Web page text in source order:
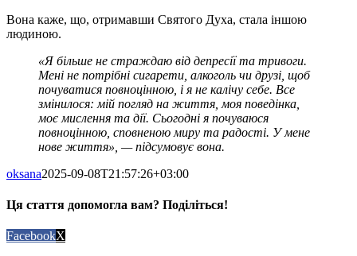
Вона каже, що, отримавши Святого Духа, стала іншою
людиною.
«Я більше не страждаю від депресії та тривоги.
Мені не потрібні сигарети, алкоголь чи друзі, щоб
почуватися повноцінною, і я не калічу себе. Все
змінилося: мій погляд на життя, моя поведінка,
моє мислення та дії. Сьогодні я почуваюся
повноцінною, сповненою миру та радості. У мене
нове життя», — підсумовує вона.
oksana2025-09-08T21:57:26+03:00
Ця стаття допомогла вам? Поділіться!
FacebookX